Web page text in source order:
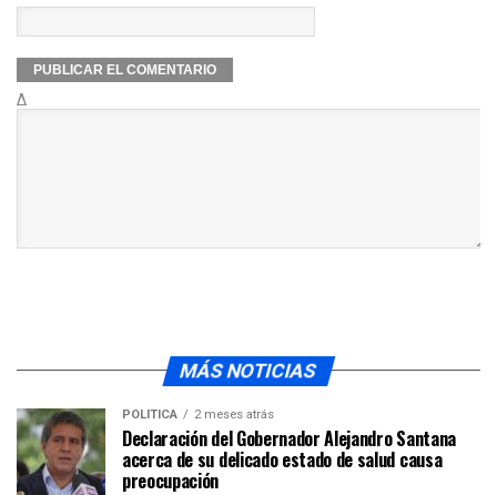
Δ
MÁS NOTICIAS
POLÍTICA 2 meses atrás
Declaración del Gobernador Alejandro Santana
acerca de su delicado estado de salud causa
preocupación